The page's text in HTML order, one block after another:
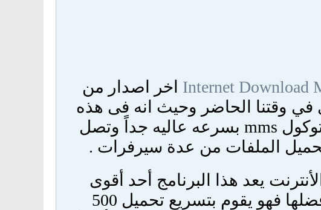
Internet Download اخر اصدار من
في وقتنا الحاضر وحيث انه فى هذه
النسخه الجديدة يساعد فى التنزيل من بروتوكول mms بسرعه عاليه جداً وتصل
يعد هذا البرنامج أحد أقوى
برامج تحميل من الأنترنت وان لم يكون أفضلها فهو يقوم بتسريع تحميل 500